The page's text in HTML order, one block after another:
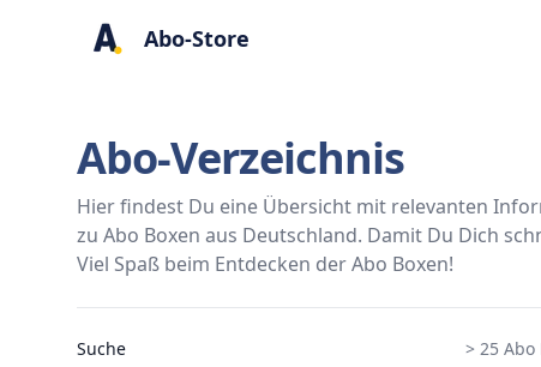
Abo-Store
Abo-Verzeichnis
Hier findest Du eine Übersicht mit relevanten
zu Abo Boxen aus Deutschland. Damit Du Dich
Viel Spaß beim Entdecken der Abo Boxen!
Abo Boxen
Suche > 25